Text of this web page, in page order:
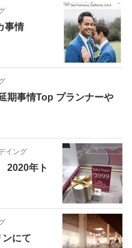
事情
期事情Top プランナーや
イング
2020年ト
にて